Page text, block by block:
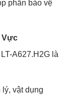
phần bảo vệ
Vực
A627.H2G là
vật dụng